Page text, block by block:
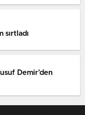
sırtladı
Demir’den